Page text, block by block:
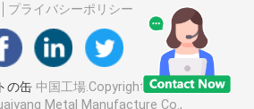
プライバシーポリシー
の缶中国工場.Copyright © 2026
Metal Manufacture Co.,